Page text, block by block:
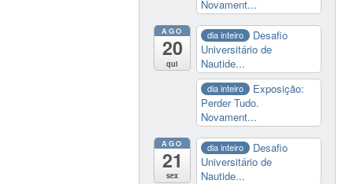
Novament...
AGO
20
qui
dia inteiro
Desafio
Universitário de
Nautide...
dia inteiro
Exposição:
Perder Tudo.
Novament...
AGO
21
sex
dia inteiro
Desafio
Universitário de
Nautide...